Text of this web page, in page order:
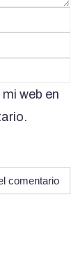
web en